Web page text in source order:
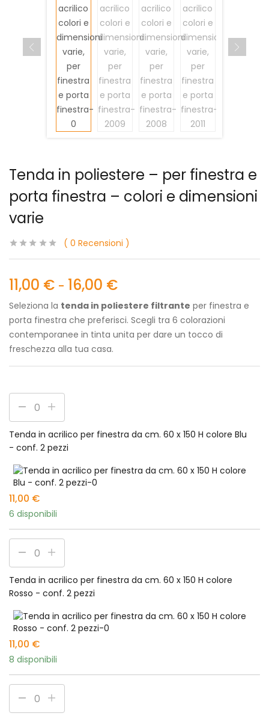
Tenda in poliestere – per finestra e
porta finestra – colori e dimensioni
varie
0 Recensioni
11,00 € - 16,00 €
Seleziona la tenda in poliestere filtrante per finestra e
porta finestra che preferisci. Scegli tra 6 colorazioni
contemporanee in tinta unita per dare un tocco di
freschezza alla tua casa.
Tenda in acrilico per finestra da cm. 60 x 150 H colore Blu
- conf. 2 pezzi
11,00 €
6 disponibili
Tenda in acrilico per finestra da cm. 60 x 150 H colore
Rosso - conf. 2 pezzi
11,00 €
8 disponibili